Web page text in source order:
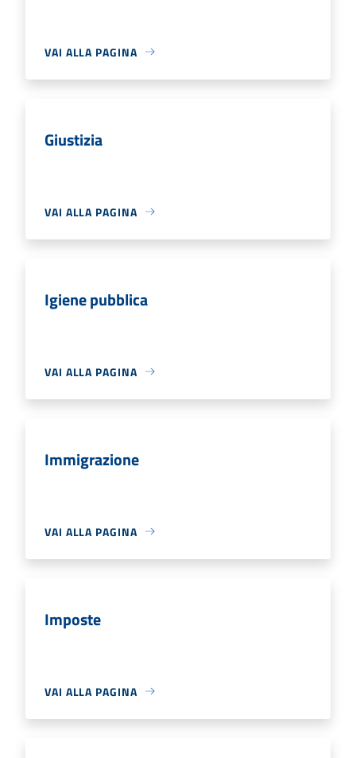
VAI ALLA PAGINA
Giustizia
VAI ALLA PAGINA
Igiene pubblica
VAI ALLA PAGINA
Immigrazione
VAI ALLA PAGINA
Imposte
VAI ALLA PAGINA